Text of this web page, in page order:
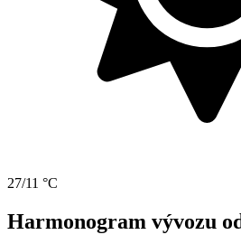
27/11 °C
Harmonogram vývozu